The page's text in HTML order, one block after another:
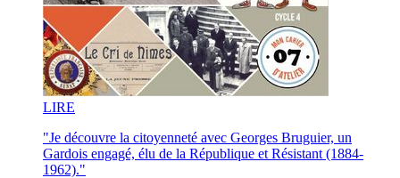
LIRE
"Je découvre la citoyenneté avec Georges Bruguier, un
Gardois engagé, élu de la République et Résistant (1884-
1962)."